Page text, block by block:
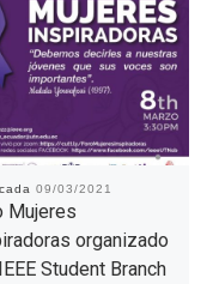
09/03/2021
Mujeres
organizado
Student Branch